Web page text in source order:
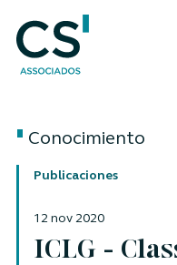
Conocimiento
Publicaciones
12 nov 2020
ICLG -